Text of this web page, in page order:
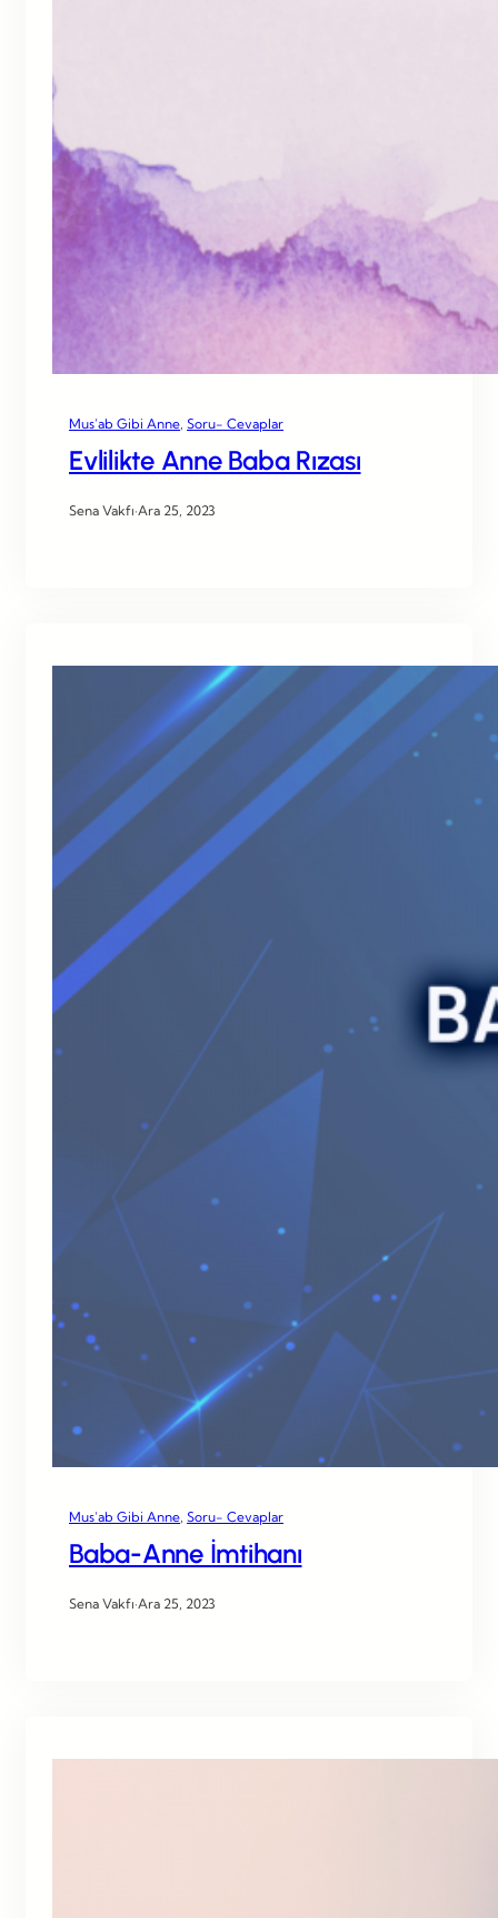
Mus’ab Gibi Anne Soru- Cevaplar
Evlilikte Anne Baba Rızası
Sena Vakfı·Ara 25, 2023
Mus’ab Gibi Anne Soru- Cevaplar
Baba-Anne İmtihanı
Sena Vakfı·Ara 25, 2023